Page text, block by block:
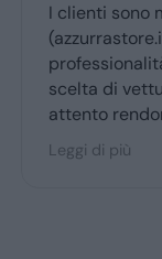
clienti sono molto
di vetture,
rendono
per la
di più